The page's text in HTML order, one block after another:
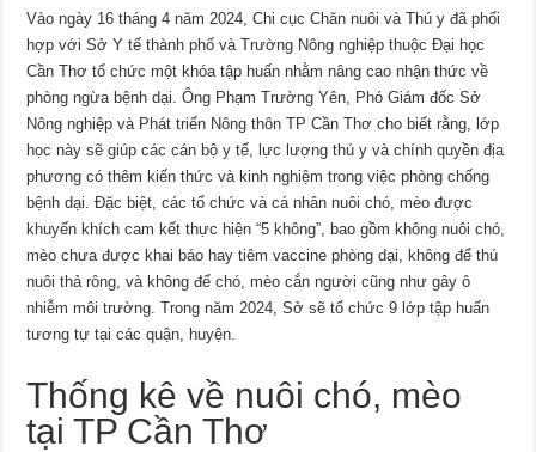
Vào ngày 16 tháng 4 năm 2024, Chi cục Chăn nuôi và Thú y đã phối
hợp với Sở Y tế thành phố và Trường Nông nghiệp thuộc Đại học
Cần Thơ tổ chức một khóa tập huấn nhằm nâng cao nhận thức về
phòng ngừa bệnh dại. Ông Phạm Trường Yên, Phó Giám đốc Sở
Nông nghiệp và Phát triển Nông thôn TP Cần Thơ cho biết rằng, lớp
học này sẽ giúp các cán bộ y tế, lực lượng thú y và chính quyền địa
phương có thêm kiến thức và kinh nghiệm trong việc phòng chống
bệnh dại. Đặc biệt, các tổ chức và cá nhân nuôi chó, mèo được
khuyến khích cam kết thực hiện “5 không”, bao gồm không nuôi chó,
mèo chưa được khai báo hay tiêm vaccine phòng dại, không để thú
nuôi thả rông, và không để chó, mèo cắn người cũng như gây ô
nhiễm môi trường. Trong năm 2024, Sở sẽ tổ chức 9 lớp tập huấn
tương tự tại các quận, huyện.
Thống kê về nuôi chó, mèo
tại TP Cần Thơ